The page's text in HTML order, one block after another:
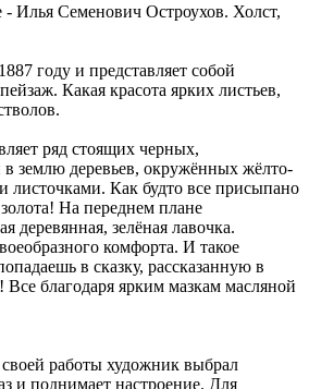
Илья Семенович Остроухов. Холст,
году и представляет собой
Какая красота ярких листьев,
ряд стоящих черных,
землю деревьев, окружённых жёлто-
Как будто все присыпано
На переднем плане
деревянная, зелёная лавочка.
комфорта. И такое
в сказку, рассказанную в
Все благодаря ярким мазкам масляной
работы художник выбрал
и поднимает настроение. Для